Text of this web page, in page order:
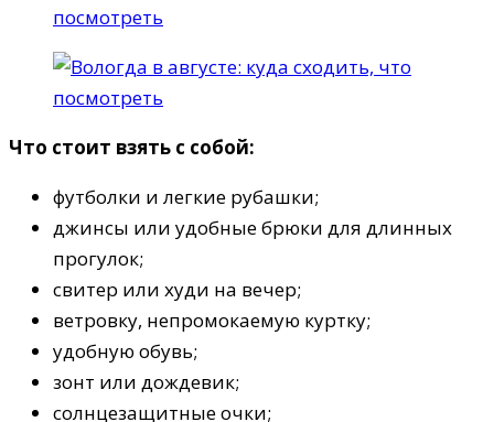
Что стоит взять с собой:
футболки и легкие рубашки;
джинсы или удобные брюки для длинных
прогулок;
свитер или худи на вечер;
ветровку, непромокаемую куртку;
удобную обувь;
зонт или дождевик;
солнцезащитные очки;